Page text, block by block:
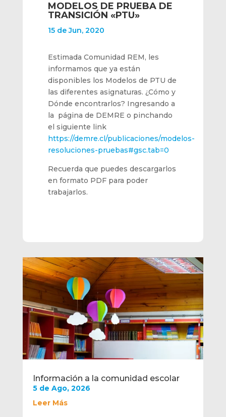
Información a la comunidad escolar
5 de Ago, 2026
Leer Más
MODELOS DE PRUEBA DE
TRANSICIÓN «PTU»
15 de Jun, 2020
Estimada Comunidad REM, les
informamos que ya están
disponibles los Modelos de PTU de
las diferentes asignaturas. ¿Cómo y
Dónde encontrarlos? Ingresando a
la página de DEMRE o pinchando
el siguiente link
https://demre.cl/publicaciones/modelos-
resoluciones-pruebas#gsc.tab=0
Recuerda que puedes descargarlos
en formato PDF para poder
trabajarlos.